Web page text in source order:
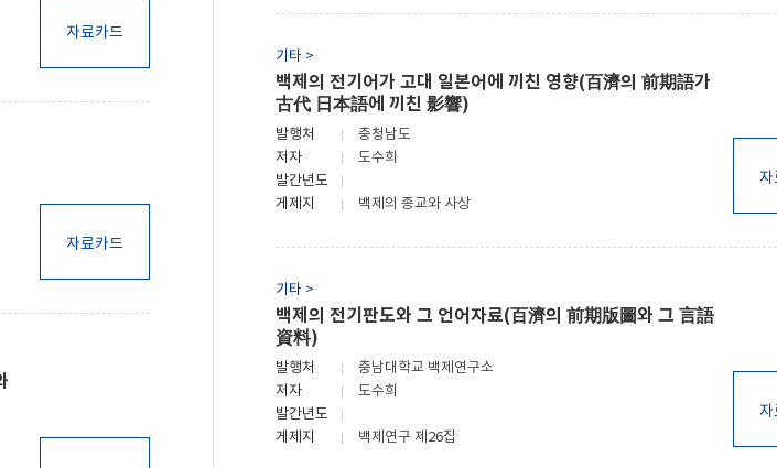
자료카드
자료카드
기타 >
백제의 전기어가 고대 일본어에 끼친 영향(百濟의 前期語가
古代 日本語에 끼친 影響)
발행처
충청남도
저자
도수희
발간년도
게제지
백제의 종교와 사상
자
기타 >
백제의 전기판도와 그 언어자료(百濟의 前期版圖와 그 言語
資料)
발행처
충남대학교 백제연구소
저자
도수희
발간년도
게제지
백제연구 제26집
자